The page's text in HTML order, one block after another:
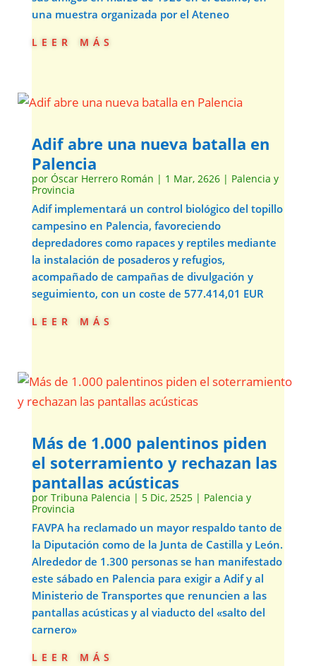
una muestra organizada por el Ateneo
leer más
Adif abre una nueva batalla en
Palencia
por Óscar Herrero Román | 1 Mar, 2626| Palencia y
Provincia
Adif implementará un control biológico del topillo
campesino en Palencia, favoreciendo
depredadores como rapaces y reptiles mediante
la instalación de posaderos y refugios,
acompañado de campañas de divulgación y
seguimiento, con un coste de 577.414,01 EUR
leer más
Más de 1.000 palentinos piden
el soterramiento y rechazan las
pantallas acústicas
por Tribuna Palencia | 5 Dic, 2525| Palencia y
Provincia
FAVPA ha reclamado un mayor respaldo tanto de
la Diputación como de la Junta de Castilla y León.
Alrededor de 1.300 personas se han manifestado
este sábado en Palencia para exigir a Adif y al
Ministerio de Transportes que renuncien a las
pantallas acústicas y al viaducto del «salto del
carnero»
leer más